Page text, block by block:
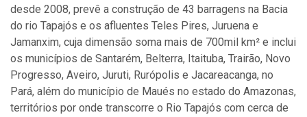
desde 2008, prevê a construção de 43 barragens na Bacia
do rio Tapajós e os afluentes Teles Pires, Juruena e
Jamanxim, cuja dimensão soma mais de 700mil km² e inclui
os municípios de Santarém, Belterra, Itaituba, Trairão, Novo
Progresso, Aveiro, Juruti, Rurópolis e Jacareacanga, no
Pará, além do município de Maués no estado do Amazonas,
territórios por onde transcorre o Rio Tapajós com cerca de